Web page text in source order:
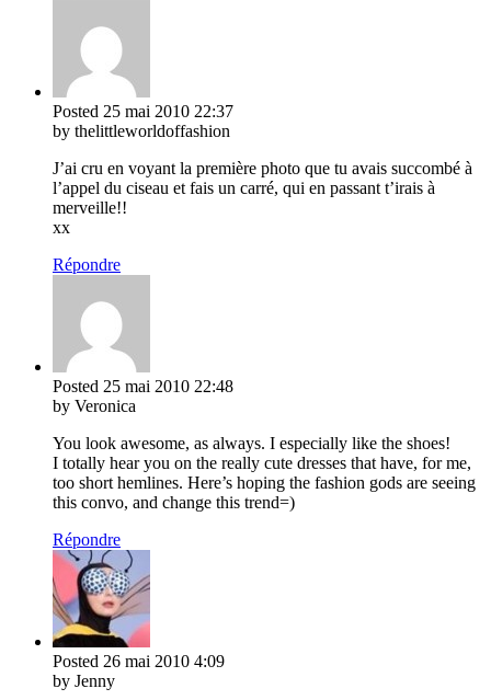
Posted 25 mai 2010 22:37
by thelittleworldoffashion
J’ai cru en voyant la première photo que tu avais succombé à
l’appel du ciseau et fais un carré, qui en passant t’irais à
merveille!!
xx
Répondre
Posted 25 mai 2010 22:48
by Veronica
You look awesome, as always. I especially like the shoes!
I totally hear you on the really cute dresses that have, for me,
too short hemlines. Here’s hoping the fashion gods are seeing
this convo, and change this trend=)
Répondre
Posted 26 mai 2010 4:09
by Jenny